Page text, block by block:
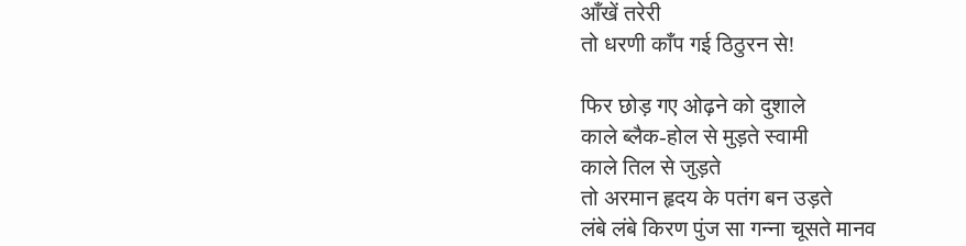
आँखें तरेरी
तो धरणी काँप गई ठिठुरन से!
फिर छोड़ गए ओढ़ने को दुशाले
काले ब्लैक-होल से मुड़ते स्वामी
काले तिल से जुड़ते
तो अरमान हृदय के पतंग बन उड़ते
लंबे लंबे किरण पुंज सा गन्ना चूसते मानव